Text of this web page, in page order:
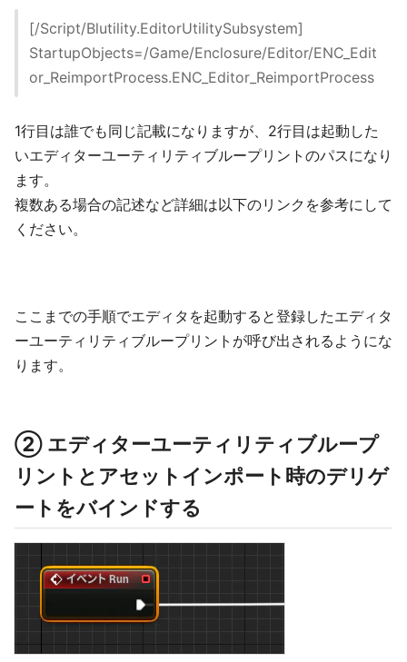
[/Script/Blutility.EditorUtilitySubsystem]
StartupObjects=/Game/Enclosure/Editor/ENC_Edit
or_ReimportProcess.ENC_Editor_ReimportProcess
1行目は誰でも同じ記載になりますが、2行目は起動した
いエディターユーティリティブループリントのパスになり
ます。
複数ある場合の記述など詳細は以下のリンクを参考にして
ください。
ここまでの手順でエディタを起動すると登録したエディタ
ーユーティリティブループリントが呼び出されるようにな
ります。
② エディターユーティリティブループ
リントとアセットインポート時のデリゲ
ートをバインドする